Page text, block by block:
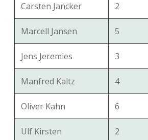
Carsten Jancker 2
Marcell Jansen 5
Jens Jeremies 3
Manfred Kaltz 4
Oliver Kahn 6
Ulf Kirsten 2